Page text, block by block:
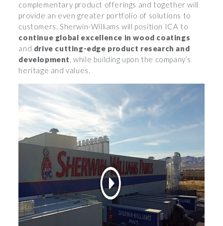
complementary product offerings and together will
provide an even greater portfolio of solutions to
customers. Sherwin-Williams will position ICA to
continue global excellence in wood coatings
and drive cutting-edge product research and
development, while building upon the company’s
heritage and values.